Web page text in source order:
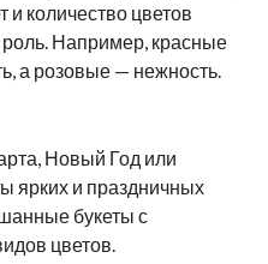
количество цветов
Например, красные
а розовые — нежность.
Новый Год или
ярких и праздничных
букеты с
цветов.